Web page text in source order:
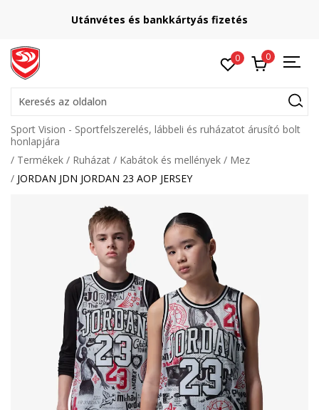
Utánvétes és bankkártyás fizetés
0 0
Keresés az oldalon
Sport Vision - Sportfelszerelés, lábbeli és ruházatot árusító bolt
honlapjára
Termékek
Ruházat Kabátok és mellények
Mez
JORDAN JDN JORDAN 23 AOP JERSEY